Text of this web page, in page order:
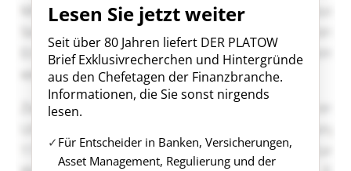
Lesen Sie jetzt weiter
Seit über 80 Jahren liefert DER PLATOW
Brief Exklusivrecherchen und Hintergründe
aus den Chefetagen der Finanzbranche.
Informationen, die Sie sonst nirgends
lesen.
Für Entscheider in Banken, Versicherungen,
Asset Management, Regulierung und der